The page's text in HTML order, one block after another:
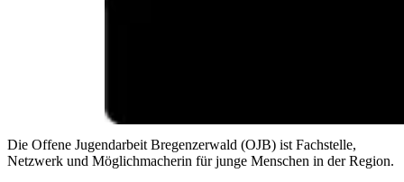
Die Offene Jugendarbeit Bregenzerwald (OJB) ist Fachstelle,
Netzwerk und Möglichmacherin für junge Menschen in der Region.